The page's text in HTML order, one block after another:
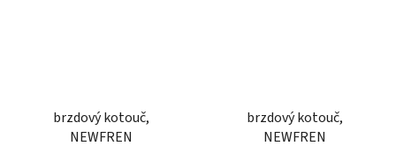
brzdový kotouč,
NEWFREN
brzdový kotouč,
NEWFREN